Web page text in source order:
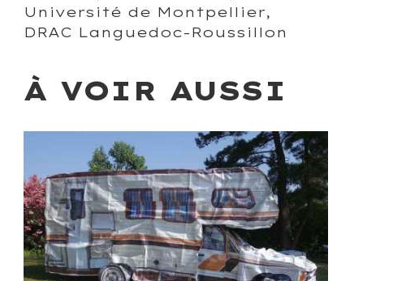
Université de Montpellier,
DRAC Languedoc-Roussillon
À VOIR AUSSI